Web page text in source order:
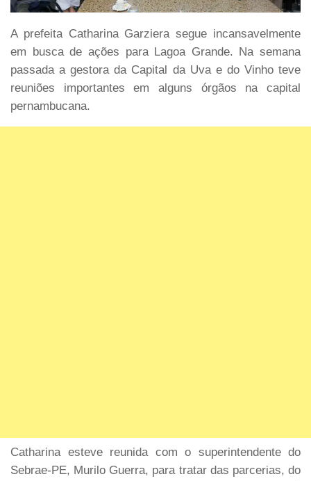
A prefeita Catharina Garziera segue incansavelmente
em busca de ações para Lagoa Grande. Na semana
passada a gestora da Capital da Uva e do Vinho teve
reuniões importantes em alguns órgãos na capital
pernambucana.
Catharina esteve reunida com o superintendente do
Sebrae-PE, Murilo Guerra, para tratar das parcerias, do